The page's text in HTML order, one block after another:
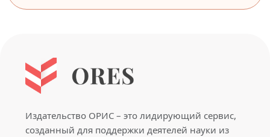
Издательство ОРИС – это лидирующий сервис,
созданный для поддержки деятелей науки из